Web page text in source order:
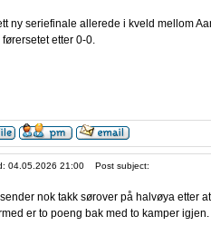
ny seriefinale allerede i kveld mellom
førersetet etter 0-0.
04.05.2026 21:00 Post subject:
nok takk sørover på halvøya etter at
er to poeng bak med to kamper igjen.